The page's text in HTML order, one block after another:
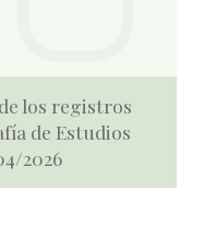
los registros
de Estudios
2026